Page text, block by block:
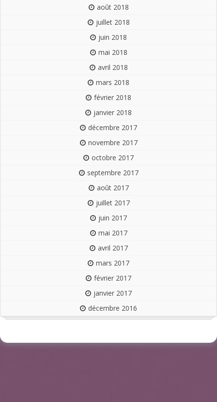
août 2018
juillet 2018
juin 2018
mai 2018
avril 2018
mars 2018
février 2018
janvier 2018
décembre 2017
novembre 2017
octobre 2017
septembre 2017
août 2017
juillet 2017
juin 2017
mai 2017
avril 2017
mars 2017
février 2017
janvier 2017
décembre 2016